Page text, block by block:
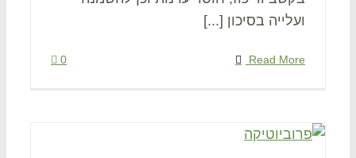
ועלייה בסיכון [...]
Read More